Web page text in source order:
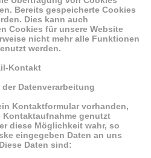
Bereits gespeicherte Cookies
Dies kann auch
Cookies für unsere Website
nicht mehr alle Funktionen
werden.
Kontakt
Datenverarbeitung
Kontaktformular vorhanden,
genutzt
diese Möglichkeit wahr, so
eingegeben Daten an uns
Daten sind: